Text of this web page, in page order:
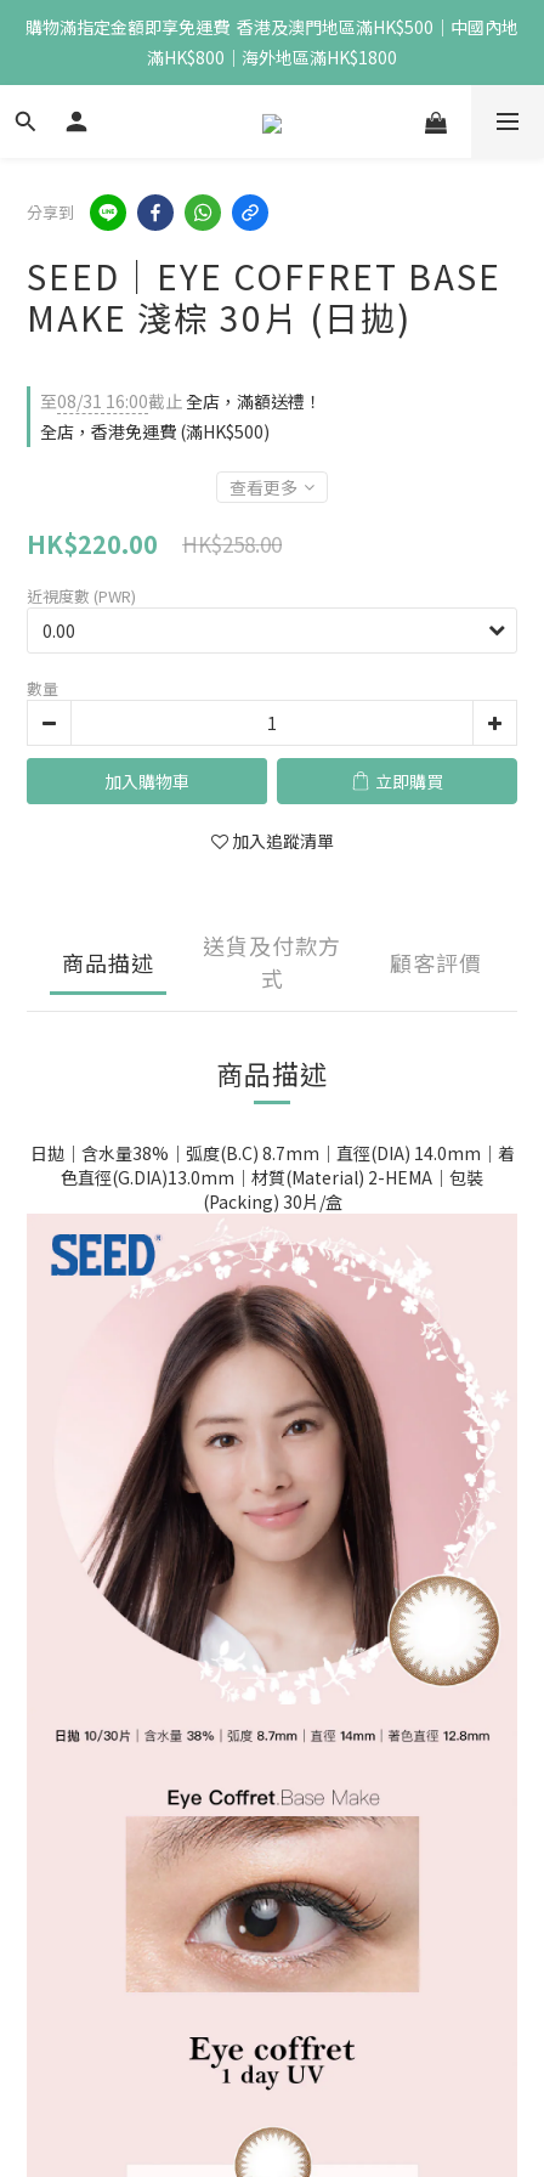
購物滿指定金額即享免運費  香港及澳門地區滿HK$500｜中國內地
滿HK$800｜海外地區滿HK$1800
分享到
SEED｜EYE COFFRET BASE
MAKE 淺棕 30片 (日拋)
至08/31 16:00截止全店，滿額送禮！
全店，香港免運費 (滿HK$500)
查看更多
HK$220.00 HK$258.00
近視度數 (PWR)
數量
加入購物車 立即購買
加入追蹤清單
商品描述
送貨及付款方
式
顧客評價
商品描述
日拋｜含水量38%｜弧度(B.C) 8.7mm｜直徑(DIA) 14.0mm｜着
色直徑(G.DIA)13.0mm｜材質(Material) 2-HEMA｜包裝
(Packing) 30片/盒